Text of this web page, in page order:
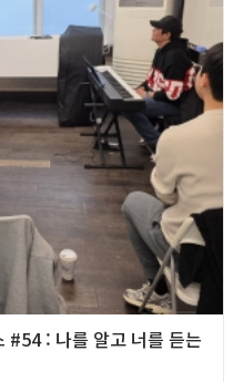
: 나를 알고 너를 듣는